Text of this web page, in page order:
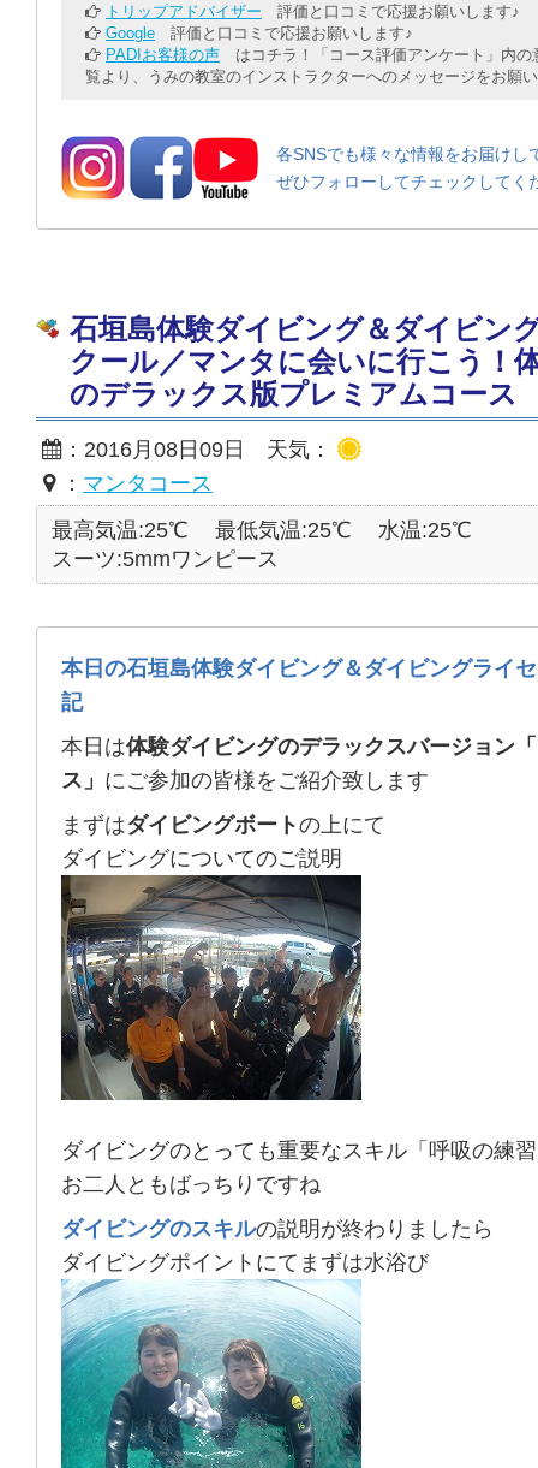
トリップアドバイザー 評価と口コミで応援お願いします♪
Google 評価と口コミで応援お願いします♪
PADIお客様の声 はコチラ！「コース評価アンケート」内の
覧より、うみの教室のインストラクターへのメッセージをお願
各SNSでも様々な情報をお届けし
ぜひフォローしてチェックしてく
石垣島体験ダイビング＆ダイビン
クール／マンタに会いに行こう！
のデラックス版プレミアムコース
：2016月08日09日 天気：
： マンタコース
最高気温:25℃
最低気温:25℃
水温:25℃
スーツ:5mmワンピース
本日の石垣島体験ダイビング＆ダイビングライ
記
本日は体験ダイビングのデラックスバージョン
ス」 にご参加の皆様をご紹介致します
まずはダイビングボートの上にて
ダイビングについてのご説明
ダイビングのとっても重要なスキル「呼吸の練
お二人ともばっちりですね
ダイビングのスキルの説明が終わりましたら
ダイビングポイントにてまずは水浴び